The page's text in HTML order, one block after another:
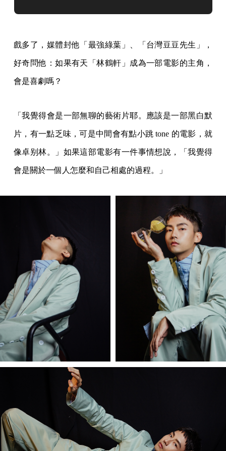
戲多了，媒體封他「最強綠葉」、「台灣豆豆先生」，
好奇問他：如果有天「林鶴軒」成為一部電影的主角，
會是喜劇嗎？
「我覺得會是一部無聊的藝術片耶。應該是一部黑白默
片，有一點乏味，可是中間會有點小跳 tone 的電影，就
像卓别林。」如果這部電影有一件事情想說，「我覺得
會是關於一個人怎麼和自己相處的過程。」